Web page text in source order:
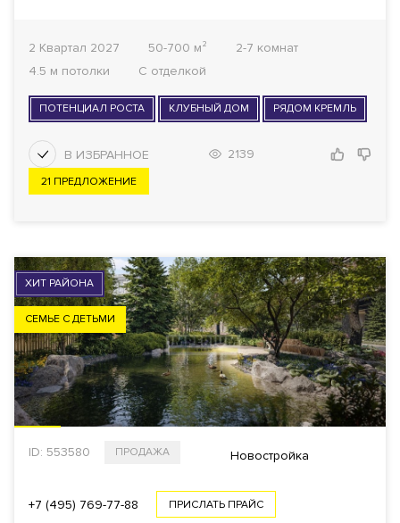
2 Квартал 2027 50-700 м²
2-7 комнат
4.5 м потолки
С отделкой
ПОТЕНЦИАЛ РОСТА КЛУБНЫЙ ДОМ РЯДОМ КРЕМЛЬ
2139
21 ПРЕДЛОЖЕНИЕ
ХИТ РАЙОНА
СЕМЬЕ С ДЕТЬМИ
ID: 553580 ПРОДАЖА Новостройка
+7 (495) 769-77-88 ПРИСЛАТЬ ПРАЙС